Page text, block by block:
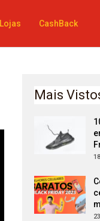
Lojas CashBack
Mais